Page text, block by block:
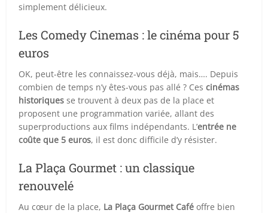
simplement délicieux.
Les Comedy Cinemas : le cinéma pour 5
euros
OK, peut-être les connaissez-vous déjà, mais…. Depuis
combien de temps n’y êtes-vous pas allé ? Cescinémas
historiques se trouvent à deux pas de la place et
proposent une programmation variée, allant des
superproductions aux films indépendants. L’entrée ne
coûte que 5 euros, il est donc difficile d’y résister.
La Plaça Gourmet : un classique
renouvelé
Au cœur de la place, La Plaça Gourmet Café offre bien